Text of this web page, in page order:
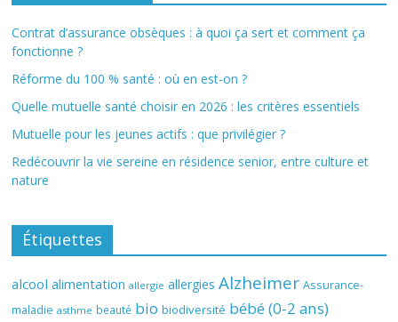
Contrat d’assurance obsèques : à quoi ça sert et comment ça
fonctionne ?
Réforme du 100 % santé : où en est-on ?
Quelle mutuelle santé choisir en 2026 : les critères essentiels
Mutuelle pour les jeunes actifs : que privilégier ?
Redécouvrir la vie sereine en résidence senior, entre culture et
nature
Étiquettes
alcool alimentation allergie allergies Alzheimer Assurance-
maladie asthme beauté bio biodiversité bébé (0-2 ans)